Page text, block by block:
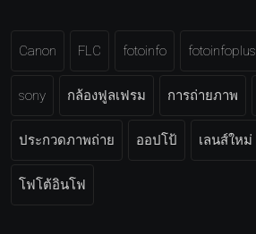
Canon FLC fotoinfo fotoinfoplus
sony กล้องฟูลเฟรม การถ่ายภาพ
ประกวดภาพถ่าย ออปโป้ เลนส์ใหม่
โฟโต้อินโฟ